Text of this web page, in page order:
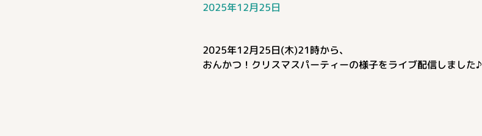
2025年12月25日
2025年12月25日(木)21時から、
おんかつ！クリスマスパーティーの様子をライブ配信しました♪